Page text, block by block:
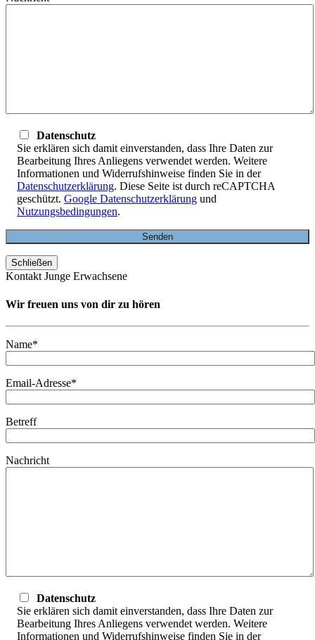
Datenschutz
Sie erklären sich damit einverstanden, dass Ihre Daten zur
Bearbeitung Ihres Anliegens verwendet werden. Weitere
Informationen und Widerrufshinweise finden Sie in der
Datenschutzerklärung. Diese Seite ist durch reCAPTCHA
geschützt. Google Datenschutzerklärung und
Nutzungsbedingungen.
Schließen
Kontakt Junge Erwachsene
Wir freuen uns von dir zu hören
Name*
Email-Adresse*
Betreff
Nachricht
Datenschutz
Sie erklären sich damit einverstanden, dass Ihre Daten zur
Bearbeitung Ihres Anliegens verwendet werden. Weitere
Informationen und Widerrufshinweise finden Sie in der